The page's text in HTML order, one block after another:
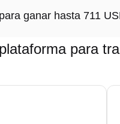
ganar hasta 711
para